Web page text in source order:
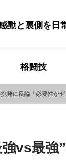
と裏側を日
格闘技
発に反論「必要性が
vs最強